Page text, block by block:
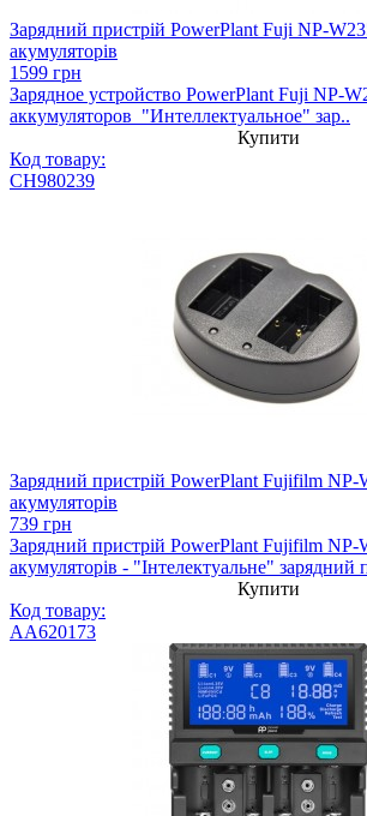
Зарядний пристрій PowerPlant Fuji NP-
акумуляторів
1599 грн
Зарядное устройство PowerPlant Fuji NP-
аккумуляторов "Интеллектуальное" зар..
Купити
Код товару:
CH980239
Зарядний пристрій PowerPlant Fujifilm NP-
акумуляторів
739 грн
Зарядний пристрій PowerPlant Fujifilm NP-
акумуляторів - "Інтелектуальне" зарядний
Купити
Код товару:
AA620173